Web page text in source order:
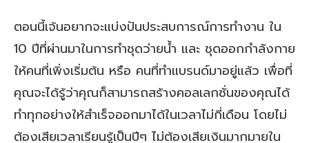
ตอนนี้เจ้นอยากจะแบ่งปันประสบการณ์การทำงาน ใน
10 ปีที่ผ่านมาในการทำชุดว่ายน้ำ และ ชุดออกกำลังกาย
ให้คนที่เพิ่งเริ่มต้น หรือ คนที่ทำแบรนด์มาอยู่แล้ว เพื่อที่
คุณจะได้รู้ว่าคุณก็สามารถสร้างคอลเลกชั่นของคุณได้
ทำทุกอย่างให้สำเร็จออกมาได้ในเวลาไม่กี่เดือน โดยไม่
ต้องเสียเวลาเรียนรู้เป็นปีๆ ไม่ต้องเสียเงินมากมายใน